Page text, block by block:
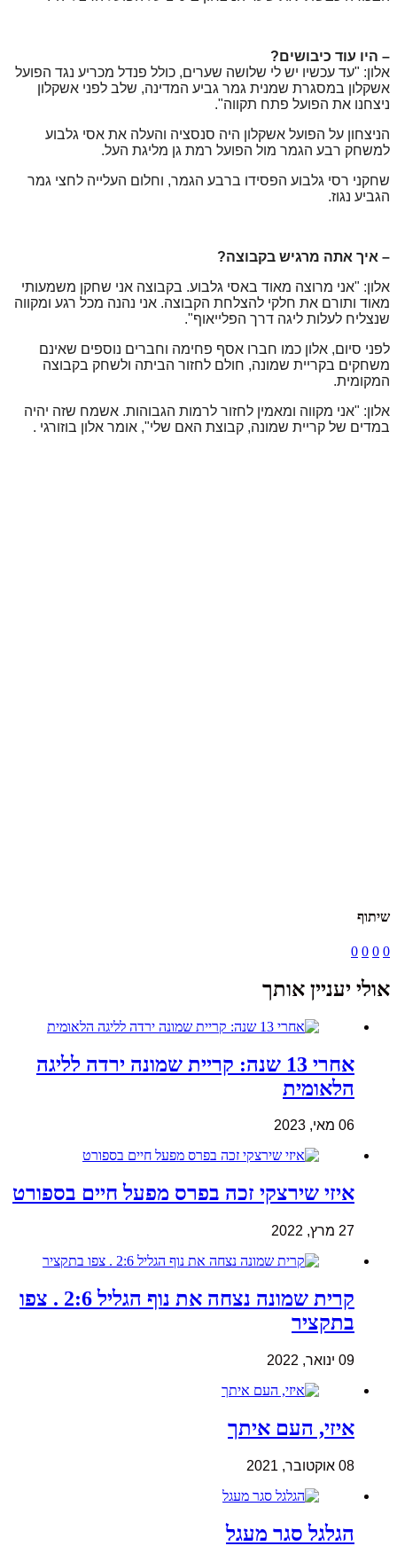
– היו עוד כיבושים?
אלון: "עד עכשיו יש לי שלושה שערים, כולל פנדל מכריע נגד הפועל
אשקלון במסגרת שמנית גמר גביע המדינה, שלב לפני אשקלון
ניצחנו את הפועל פתח תקווה".
הניצחון על הפועל אשקלון היה סנסציה והעלה את אסי גלבוע
למשחק רבע הגמר מול הפועל רמת גן מליגת העל.
שחקני רסי גלבוע הפסידו ברבע הגמר, וחלום העלייה לחצי גמר
הגביע נגוז.
– איך אתה מרגיש בקבוצה?
אלון: "אני מרוצה מאוד באסי גלבוע. בקבוצה אני שחקן משמעותי
מאוד ותורם את חלקי להצלחת הקבוצה. אני נהנה מכל רגע ומקווה
שנצליח לעלות ליגה דרך הפלייאוף".
לפני סיום, אלון כמו חברו אסף פחימה וחברים נוספים שאינם
משחקים בקריית שמונה, חולם לחזור הביתה ולשחק בקבוצה
המקומית.
אלון: "אני מקווה ומאמין לחזור לרמות הגבוהות. אשמח שזה יהיה
במדים של קריית שמונה, קבוצת האם שלי", אומר אלון בוזורגי .
שיתוף
0
0
0
0
אולי יעניין אותך
אחרי 13 שנה: קריית שמונה ירדה לליגה
הלאומית
06 מאי, 2023
איזי שירצקי זכה בפרס מפעל חיים בספורט
27 מרץ, 2022
קרית שמונה נצחה את נוף הגליל 2:6 . צפו
בתקציר
09 ינואר, 2022
איזי, העם איתך
08 אוקטובר, 2021
הגלגל סגר מעגל